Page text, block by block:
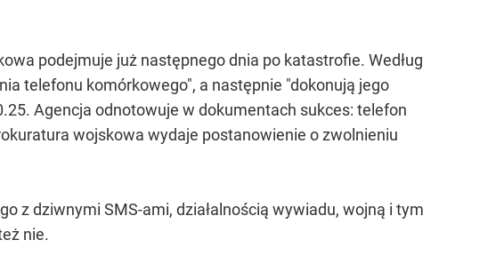
podejmuje już następnego dnia po katastrofie. Według
telefonu komórkowego", a następnie "dokonują jego
Agencja odnotowuje w dokumentach sukces: telefon
wojskowa wydaje postanowienie o zwolnieniu
z dziwnymi SMS-ami, działalnością wywiadu, wojną i tym
nie.